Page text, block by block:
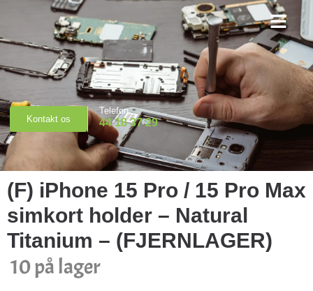
Kontakt os
Telefon
44 18 37 29
(F) iPhone 15 Pro / 15 Pro Max
simkort holder – Natural
Titanium – (FJERNLAGER)
10 på lager